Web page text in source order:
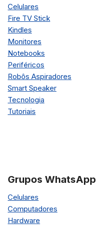
Celulares
Fire TV Stick
Kindles
Monitores
Notebooks
Periféricos
Robôs Aspiradores
Smart Speaker
Tecnologia
Tutoriais
Grupos WhatsApp
Celulares
Computadores
Hardware